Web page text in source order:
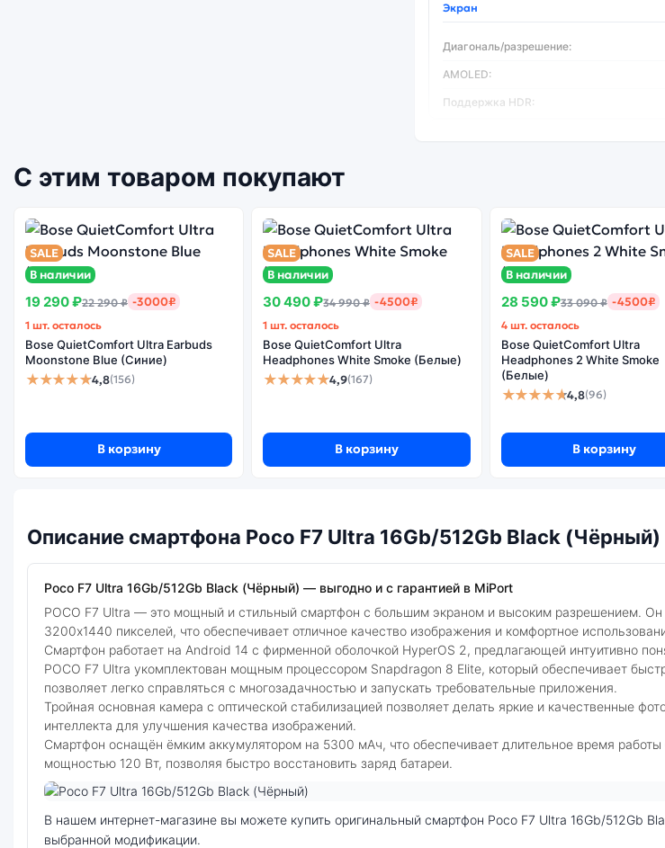
Экран
Диагональ/разрешение:
AMOLED:
Поддержка HDR:
Фотокамера
Количество основных камер:
Фотокамера МПикс:
Оптическая стабилизация:
Разрешение фронтальной камеры:
С этим товаром покупают
SALE
В наличии
19 290 ₽22 290 ₽ -3000₽
1 шт. осталось
Bose QuietComfort Ultra Earbuds
Moonstone Blue (Синие)
★★★★★4,8(156)
В корзину
SALE
В наличии
30 490 ₽34 990 ₽ -4500₽
1 шт. осталось
Bose QuietComfort Ultra
Headphones White Smoke (Белые)
★★★★★4,9(167)
В корзину
SALE
В наличии
28 590 ₽33 090 ₽ -4500₽
4 шт. осталось
Bose QuietComfort Ultra
Headphones 2 White Smoke
(Белые)
★★★★★4,8(96)
В корзину
Описание смартфона Poco F7 Ultra 16Gb/512Gb Black
Poco F7 Ultra 16Gb/512Gb Black (Чёрный) — выгодно и с гарантией в MiPort
POCO F7 Ultra — это мощный и стильный смартфон с большим экраном и высоким разрешением.
3200x1440 пикселей, что обеспечивает отличное качество изображения и комфортное
Смартфон работает на Android 14 с фирменной оболочкой HyperOS 2, предлагающей интуитивно
POCO F7 Ultra укомплектован мощным процессором Snapdragon 8 Elite, который обеспечивает
позволяет легко справляться с многозадачностью и запускать требовательные приложения.
Тройная основная камера с оптической стабилизацией позволяет делать яркие и качественные
интеллекта для улучшения качества изображений.
Смартфон оснащён ёмким аккумулятором на 5300 мАч, что обеспечивает длительное время
мощностью 120 Вт, позволяя быстро восстановить заряд батареи.
В нашем интернет-магазине вы можете купить оригинальный смартфон Poco F7 Ultra 16Gb/512Gb Black (Чёрный) по выгодной цене. Стоимость смартфона Poco F7 Ultra зависит от
выбранной модификации.